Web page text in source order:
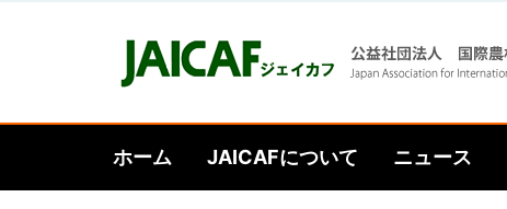
ホーム JAICAFについて ニュース